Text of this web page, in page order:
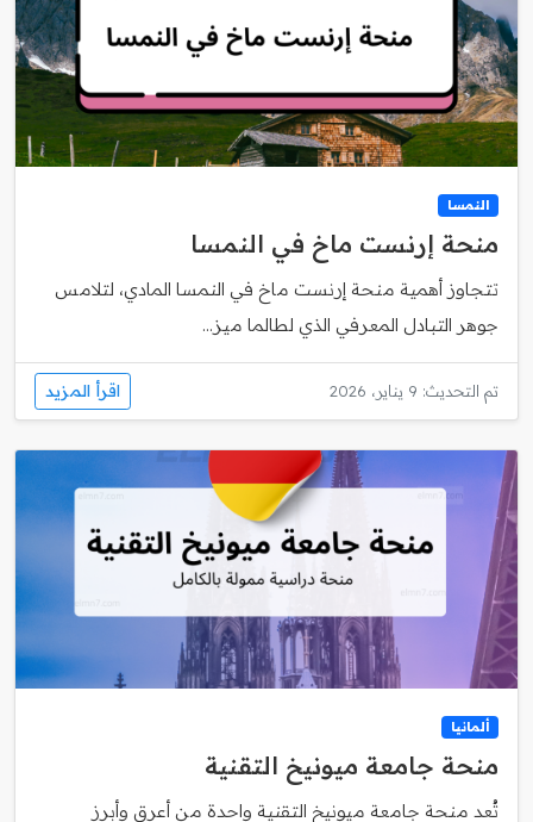
النمسا
منحة إرنست ماخ في النمسا
تتجاوز أهمية منحة إرنست ماخ في النمسا المادي، لتلامس
جوهر التبادل المعرفي الذي لطالما ميز...
تم التحديث: 9 يناير، 2026 اقرأ المزيد
ألمانيا
منحة جامعة ميونيخ التقنية
تُعد منحة جامعة ميونيخ التقنية واحدة من أعرق وأبرز